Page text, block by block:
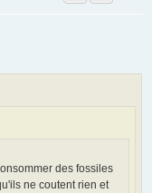
des fossiles
ne coutent rien et